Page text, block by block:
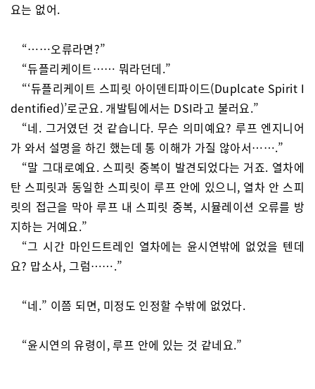
요는 없어.
“……오류라면?”
“듀플리케이트…… 뭐라던데.”
“‘듀플리케이트 스피릿 아이덴티파이드(Duplcate Spirit I
dentified)’로군요. 개발팀에서는 DSI라고 불러요.”
“네. 그거였던 것 같습니다. 무슨 의미예요? 루프 엔지니어
가 와서 설명을 하긴 했는데 통 이해가 가질 않아서…….”
“말 그대로예요. 스피릿 중복이 발견되었다는 거죠. 열차에
탄 스피릿과 동일한 스피릿이 루프 안에 있으니, 열차 안 스피
릿의 접근을 막아 루프 내 스피릿 중복, 시뮬레이션 오류를 방
지하는 거예요.”
“그 시간 마인드트레인 열차에는 윤시연밖에 없었을 텐데
요? 맙소사, 그럼…….”
“네.” 이쯤 되면, 미정도 인정할 수밖에 없었다.
“윤시연의 유령이, 루프 안에 있는 것 같네요.”